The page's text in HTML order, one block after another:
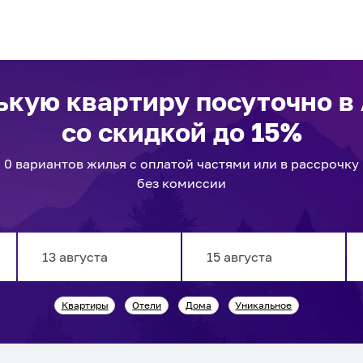
квартиру посуточно в
со скидкой до 15%
0 вариантов жилья с оплатой частями или в рассрочку
без комиссии
forward
interact
backward
interact
Квартиры Отели Дома Уникальное